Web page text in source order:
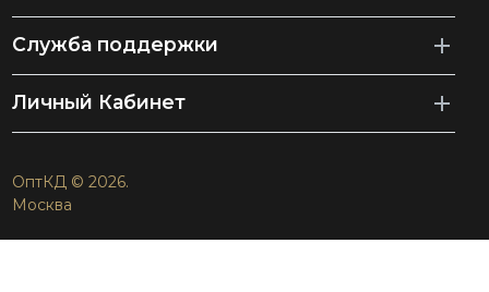
Служба поддержки
Личный Кабинет
ОптКД © 2026.
Москва